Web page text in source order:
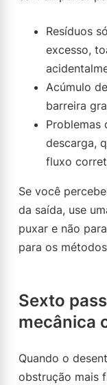
Resíduos
excesso,
Acúmulo
barreira
Problemas
descarga,
fluxo
Se você
da saída, use
puxar e não
para os
Sexto
mecânica
Quando o
obstrução mais